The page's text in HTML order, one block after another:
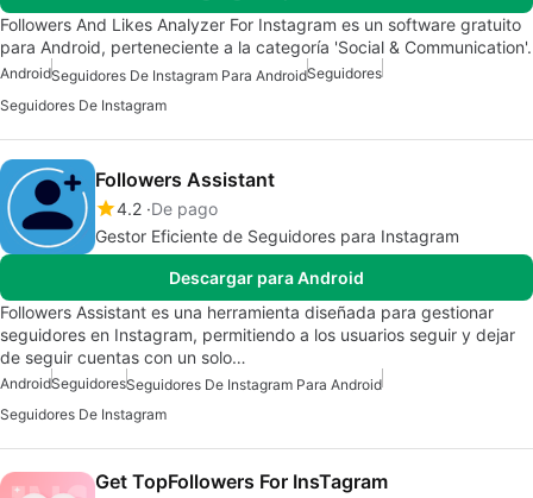
Followers And Likes Analyzer For Instagram es un software gratuito
para Android, perteneciente a la categoría 'Social & Communication'.
AndroidSeguidores De Instagram Para AndroidSeguidores
Seguidores De Instagram
Followers Assistant
4.2 De pago
Gestor Eficiente de Seguidores para Instagram
Descargar para Android
Followers Assistant es una herramienta diseñada para gestionar
seguidores en Instagram, permitiendo a los usuarios seguir y dejar
de seguir cuentas con un solo…
AndroidSeguidoresSeguidores De Instagram Para Android
Seguidores De Instagram
Get TopFollowers For InsTagram